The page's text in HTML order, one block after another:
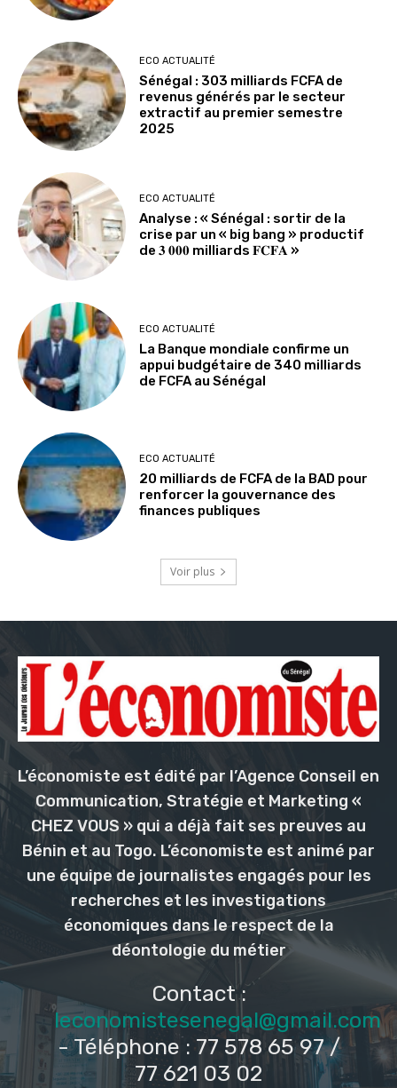
ECO ACTUALITÉ
Sénégal : 303 milliards FCFA de
revenus générés par le secteur
extractif au premier semestre
2025
ECO ACTUALITÉ
Analyse : « Sénégal : sortir de la
crise par un « big bang » productif
de 𝟑 𝟎𝟎𝟎 milliards 𝐅𝐂𝐅𝐀 »
ECO ACTUALITÉ
La Banque mondiale confirme un
appui budgétaire de 340 milliards
de FCFA au Sénégal
ECO ACTUALITÉ
20 milliards de FCFA de la BAD pour
renforcer la gouvernance des
finances publiques
Voir plus
L’économiste est édité par l’Agence Conseil en
Communication, Stratégie et Marketing «
CHEZ VOUS » qui a déjà fait ses preuves au
Bénin et au Togo. L’économiste est animé par
une équipe de journalistes engagés pour les
recherches et les investigations
économiques dans le respect de la
déontologie du métier
Contact :
leconomistesenegal@gmail.com
- Téléphone : 77 578 65 97 /
77 621 03 02